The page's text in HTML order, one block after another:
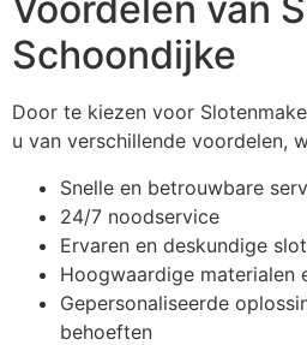
Voordelen van
Schoondijke
Door te kiezen voor
u van verschillende voordelen,
Snelle en betrouwbare
24/7 noodservice
Ervaren en deskundige
Hoogwaardige materialen
Gepersonaliseerde
behoeften